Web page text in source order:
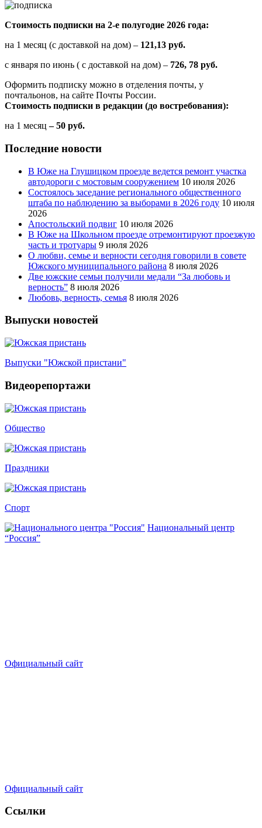
Стоимость подписки на 2-е полугодие 2026 года:
на 1 месяц (с доставкой на дом) – 121,13 руб.
с января по июнь ( с доставкой на дом) – 726, 78 руб.
Оформить подписку можно в отделения почты, у
почтальонов, на сайте Почты России.
Стоимость подписки в редакции (до востребования):
на 1 месяц – 50 руб.
Последние новости
В Юже на Глушицком проезде ведется ремонт участка
автодороги с мостовым сооружением 10 июля 2026
Состоялось заседание регионального общественного
штаба по наблюдению за выборами в 2026 году 10 июля
2026
Апостольский подвиг 10 июля 2026
В Юже на Школьном проезде отремонтируют проезжую
часть и тротуары 9 июля 2026
О любви, семье и верности сегодня говорили в совете
Южского муниципального района 8 июля 2026
Две южские семьи получили медали “За любовь и
верность” 8 июля 2026
Любовь, верность, семья 8 июля 2026
Выпуски новостей
Выпуски "Южской пристани"
Видеорепортажи
Общество
Праздники
Спорт
Национальный центр
“Россия”
Официальный сайт
Официальный сайт
Ссылки